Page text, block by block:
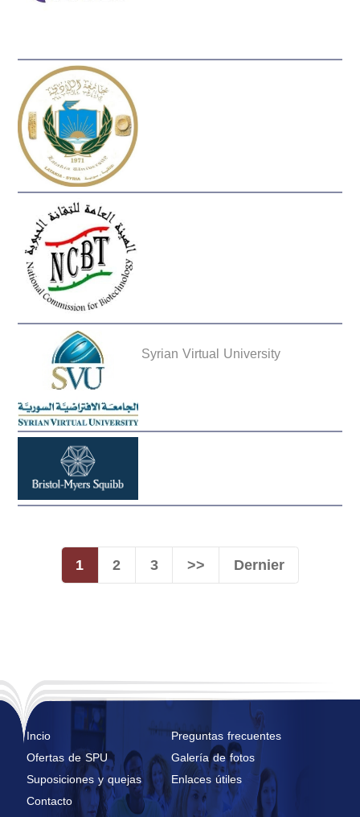
Syrian Virtual University
1 2 3 >> Dernier
Incio
Preguntas frecuentes
Ofertas de SPU
Galería de fotos
Suposiciones y quejas
Enlaces útiles
Contacto